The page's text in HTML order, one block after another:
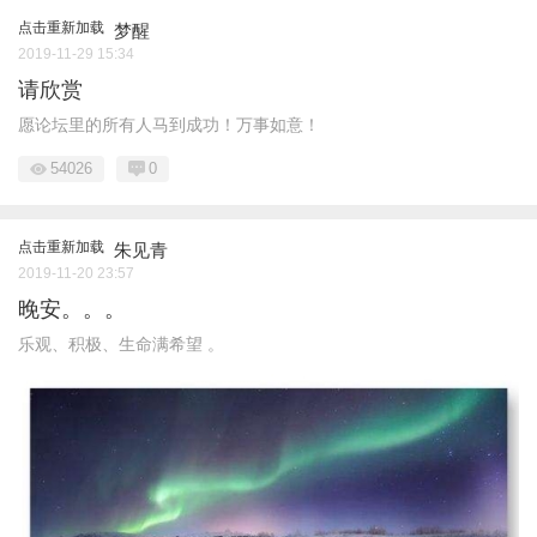
点击重新加载 梦醒
2019-11-29 15:34
请欣赏
愿论坛里的所有人马到成功！万事如意！
54026 0
点击重新加载 朱见青
2019-11-20 23:57
晚安。。。
乐观、积极、生命满希望 。